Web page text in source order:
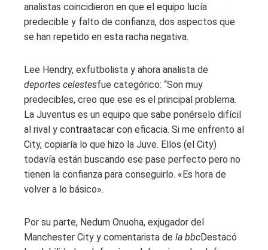
analistas coincidieron en que el equipo lucía
predecible y falto de confianza, dos aspectos que
se han repetido en esta racha negativa.
Lee Hendry, exfutbolista y ahora analista de
deportes celestesfue categórico: “Son muy
predecibles, creo que ese es el principal problema.
La Juventus es un equipo que sabe ponérselo difícil
al rival y contraatacar con eficacia. Si me enfrento al
City, copiaría lo que hizo la Juve. Ellos (el City)
todavía están buscando ese pase perfecto pero no
tienen la confianza para conseguirlo. «Es hora de
volver a lo básico».
Por su parte, Nedum Onuoha, exjugador del
Manchester City y comentarista de la bbcDestacó